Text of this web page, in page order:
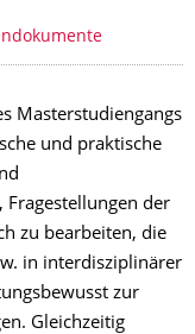
Masterstudiengangs
und praktische
der
zu bearbeiten, die
in interdisziplinärer
zur
Gleichzeitig